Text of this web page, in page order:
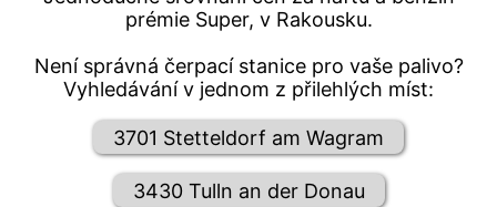
prémie Super, v Rakousku.
Není správná čerpací stanice pro vaše palivo?
Vyhledávání v jednom z přilehlých míst:
3701 Stetteldorf am Wagram
3430 Tulln an der Donau